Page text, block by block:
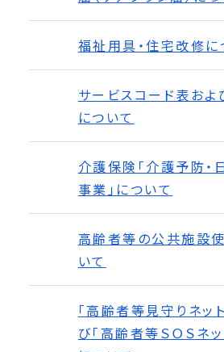
福祉用具・住宅改修に
サービスコード表およ
について
介護保険「介護予防
事業」について
高齢者等の公共施設
いて
「高齢者等見守りネッ
び「高齢者等ＳＯＳネ